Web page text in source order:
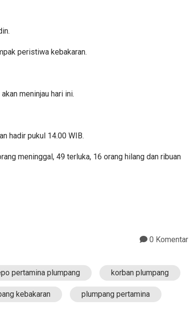
peristiwa kebakaran.
meninjau hari ini.
hadir pukul 14.00 WIB.
meninggal, 49 terluka, 16 orang hilang dan ribuan
0 Komentar
pertamina plumpang korban plumpang
kebakaran plumpang pertamina